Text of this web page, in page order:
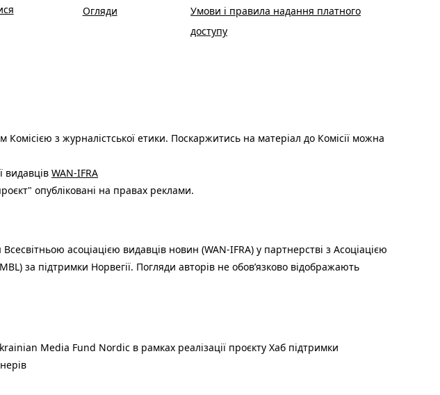
Огляди
Умови і правила надання платного
доступу
Комісією з журналістської етики. Поскаржитись на матеріал до Комісії можна
видавців WAN-IFRA
опубліковані на правах реклами.
асоціацією видавців новин (WAN-IFRA) у партнерстві з Асоціацією
за підтримки Норвегії. Погляди авторів не обов’язково відображають
Media Fund Nordic в рамках реалізації проєкту Хаб підтримки